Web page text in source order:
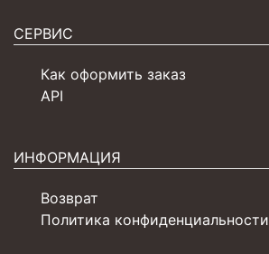
СЕРВИС
Как оформить заказ
API
ИНФОРМАЦИЯ
Возврат
Политика конфиденциальности